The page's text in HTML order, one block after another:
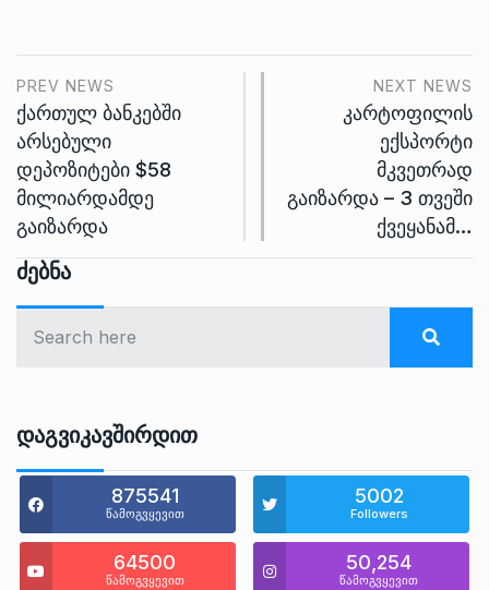
PREV NEWS
ქართულ ბანკებში
არსებული
დეპოზიტები $58
მილიარდამდე
გაიზარდა
NEXT NEWS
კარტოფილის
ექსპორტი
მკვეთრად
გაიზარდა – 3 თვეში
ქვეყანამ…
Ძებნა
Დაგვიკავშირდით
875541
წამოგვყევით
5002
Followers
64500
წამოგვყევით
50,254
წამოგვყევით